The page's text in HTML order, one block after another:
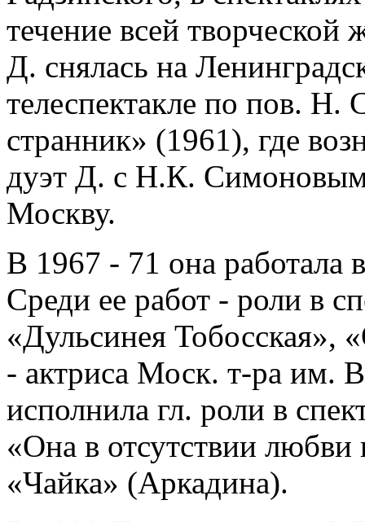
течение всей
Д. снялась на
телеспектакле по пов.
странник» (1961), где
дуэт Д. с Н.К.
Москву.
В 1967 - 71 она
Среди ее работ - роли в
«Дульсинея
- актриса Моск. т-ра им.
исполнила гл. роли в
«Она в отсутствии
«Чайка» (Аркадина).